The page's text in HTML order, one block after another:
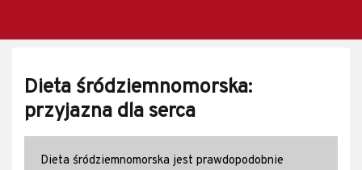
Dieta śródziemnomorska:
przyjazna dla serca
Dieta śródziemnomorska jest prawdopodobnie